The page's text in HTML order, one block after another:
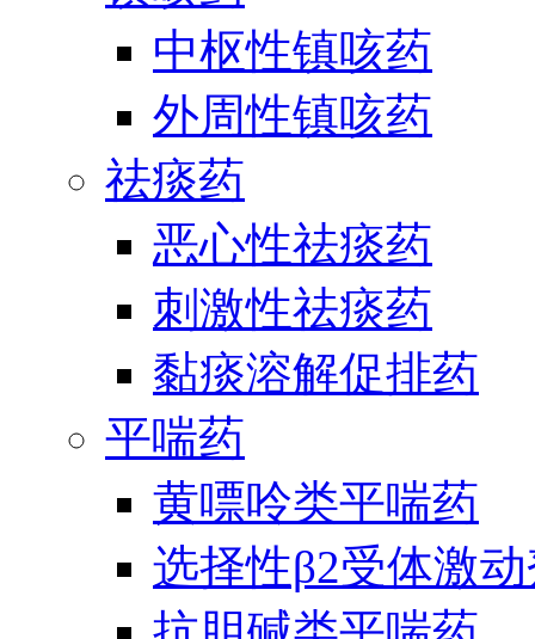
中枢性镇咳药
外周性镇咳药
祛痰药
恶心性祛痰药
刺激性祛痰药
黏痰溶解促排药
平喘药
黄嘌呤类平喘药
选择性β2受体激